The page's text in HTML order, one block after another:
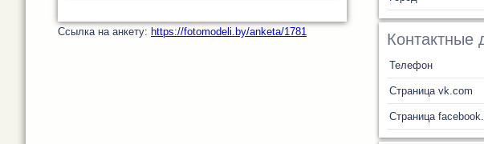
Cсылка на анкету: https://fotomodeli.by/anketa/1781 Контактные
Телефон
Страница vk.com
Страница